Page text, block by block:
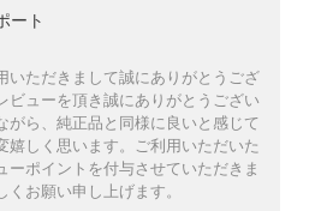
ート
いただきまして誠にありがとうござ
ビューを頂き誠にありがとうござい
がら、純正品と同様に良いと感じて
嬉しく思います。ご利用いただいた
ーポイントを付与させていただきま
くお願い申し上げます。